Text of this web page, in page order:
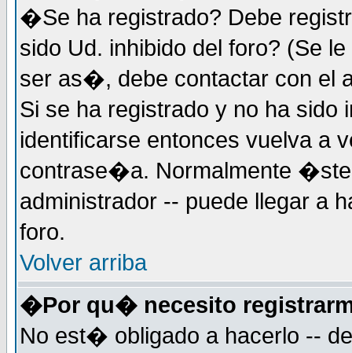
�Se ha registrado? Debe
sido Ud. inhibido del foro? (Se
ser as�, debe contactar con el
Si se ha registrado y no ha
identificarse entonces vuelva a
contrase�a. Normalmente
administrador -- puede llegar a
foro.
Volver arriba
�Por qu� necesito
No est� obligado a hacerlo --